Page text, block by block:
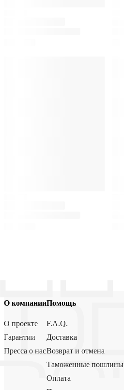
О компании
О проекте
Гарантии
Пресса о нас
Помощь
F.A.Q.
Доставка
Возврат и отмена
Таможенные пошлины
Оплата